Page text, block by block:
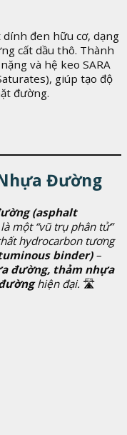
dính đen hữu cơ, dạng
cất dầu thô. Thành
và hệ keo SARA
giúp tạo độ
đường.
Đường
(asphalt
một “vũ trụ phân tử”
hydrocarbon tương
binder)–
đường, thảm nhựa
hiện đại. 🛣️